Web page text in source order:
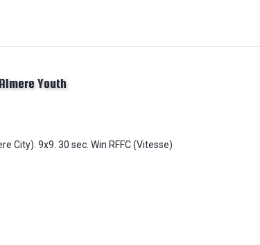
Youth
City). 9x9. 30 sec. Win RFFC (Vitesse)